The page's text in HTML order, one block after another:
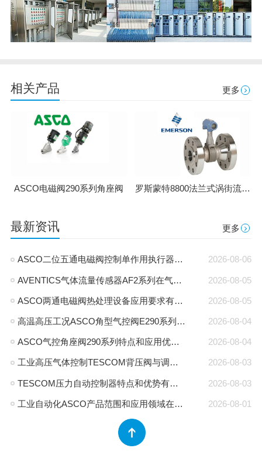
相关产品 更多
ASCO电磁阀290系列角座阀 罗斯蒙特8800法兰式涡街流量计
最新资讯 更多
2026-08-06
ASCO二位五通电磁阀控制单作用执行器接法和原理
2026-08-05
AVENTICS气体流量传感器AF2系列在气动系统中作用是什么
2026-08-05
ASCO两通电磁阀热处理设备应用要求有哪些
2026-08-04
高温高压工况ASCO角型气控阀E290系列特点有哪些
2026-08-04
ASCO气控角座阀290系列特点和应用优势有哪些
2026-08-03
工业高压气体控制TESCOM背压阀与调压阀应用区别是什么
2026-08-03
TESCOM压力自动控制器特点和优势有哪些
2026-08-01
工业自动化ASCO产品范围和应用领域在哪里